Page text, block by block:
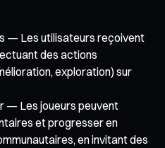
— Les utilisateurs reçoivent
des actions
exploration) sur
— Les joueurs peuvent
et progresser en
en invitant des